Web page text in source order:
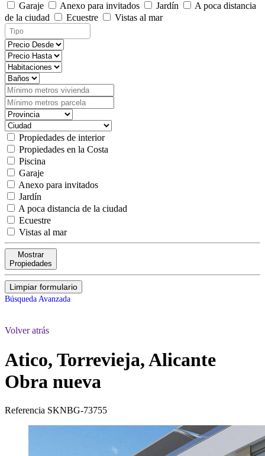
Garaje
Anexo para invitados Jardín
A poca distancia
de la ciudad
Ecuestre Vistas al mar
Propiedades de interior
Propiedades en la Costa
Piscina
Garaje
Anexo para invitados
Jardín
A poca distancia de la ciudad
Ecuestre
Vistas al mar
Mostrar
Propiedades
Limpiar formulario
Búsqueda Avanzada
Volver atrás
Atico, Torrevieja, Alicante
Obra nueva
Referencia SKNBG-73755